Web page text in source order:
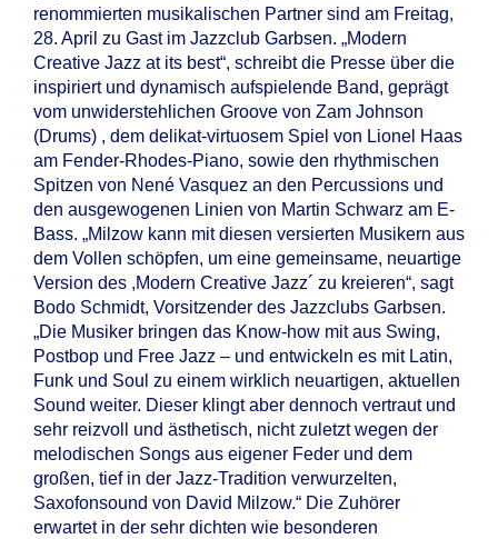
renommierten musikalischen Partner sind am Freitag,
28. April zu Gast im Jazzclub Garbsen. „Modern
Creative Jazz at its best“, schreibt die Presse über die
inspiriert und dynamisch aufspielende Band, geprägt
vom unwiderstehlichen Groove von Zam Johnson
(Drums) , dem delikat-virtuosem Spiel von Lionel Haas
am Fender-Rhodes-Piano, sowie den rhythmischen
Spitzen von Nené Vasquez an den Percussions und
den ausgewogenen Linien von Martin Schwarz am E-
Bass. „Milzow kann mit diesen versierten Musikern aus
dem Vollen schöpfen, um eine gemeinsame, neuartige
Version des ,Modern Creative Jazz´ zu kreieren“, sagt
Bodo Schmidt, Vorsitzender des Jazzclubs Garbsen.
„Die Musiker bringen das Know-how mit aus Swing,
Postbop und Free Jazz – und entwickeln es mit Latin,
Funk und Soul zu einem wirklich neuartigen, aktuellen
Sound weiter. Dieser klingt aber dennoch vertraut und
sehr reizvoll und ästhetisch, nicht zuletzt wegen der
melodischen Songs aus eigener Feder und dem
großen, tief in der Jazz-Tradition verwurzelten,
Saxofonsound von David Milzow.“ Die Zuhörer
erwartet in der sehr dichten wie besonderen